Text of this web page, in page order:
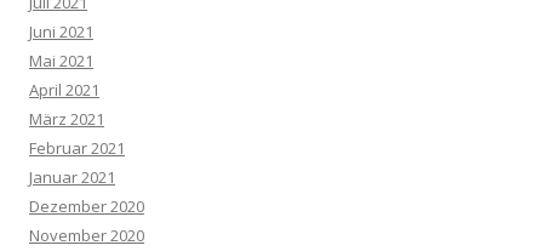
Juni 2021
Mai 2021
April 2021
März 2021
Februar 2021
Januar 2021
Dezember 2020
November 2020